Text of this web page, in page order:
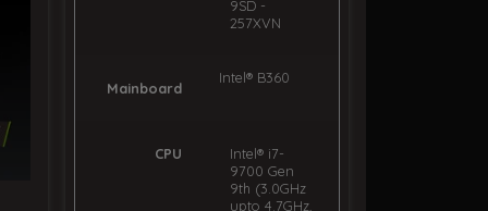
9SD -
257XVN
Mainboard
Intel® B360
CPU
Intel® i7-
9700 Gen
9th (3.0GHz
upto 4.7GHz,